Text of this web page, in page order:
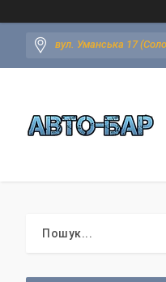
вул. Уманська 17